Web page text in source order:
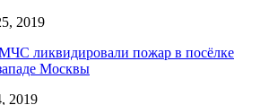
2019
ликвидировали пожар в посёлке
Москвы
2019